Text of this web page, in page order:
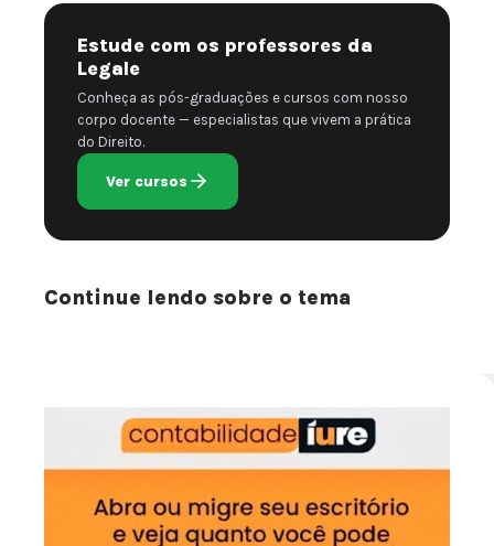
Estude com os professores da
Legale
Conheça as pós-graduações e cursos com nosso
corpo docente — especialistas que vivem a prática
do Direito.
Ver cursos
Continue lendo sobre o tema